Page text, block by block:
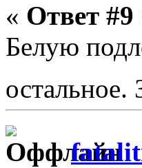
« Ответ #9
Белую